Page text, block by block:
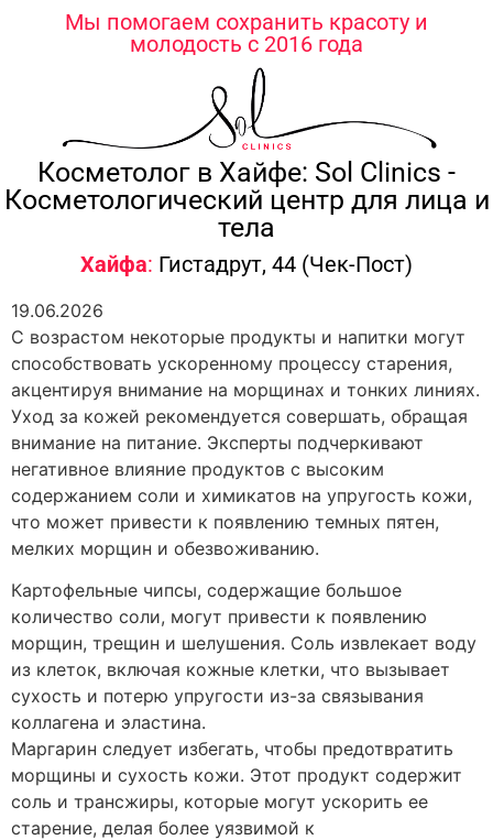
содержимомуМы помогаем сохранить красоту и
молодость с 2016 года
Косметолог в Хайфе: Sol Clinics -
Косметологический центр для лица и
тела
Хайфа: Гистадрут, 44 (Чек-Пост)
19.06.2026
С возрастом некоторые продукты и напитки могут
способствовать ускоренному процессу старения,
акцентируя внимание на морщинах и тонких линиях.
Уход за кожей рекомендуется совершать, обращая
внимание на питание. Эксперты подчеркивают
негативное влияние продуктов с высоким
содержанием соли и химикатов на упругость кожи,
что может привести к появлению темных пятен,
мелких морщин и обезвоживанию.
Картофельные чипсы, содержащие большое
количество соли, могут привести к появлению
морщин, трещин и шелушения. Соль извлекает воду
из клеток, включая кожные клетки, что вызывает
сухость и потерю упругости из-за связывания
коллагена и эластина.
Маргарин следует избегать, чтобы предотвратить
морщины и сухость кожи. Этот продукт содержит
соль и трансжиры, которые могут ускорить ее
старение, делая более уязвимой к